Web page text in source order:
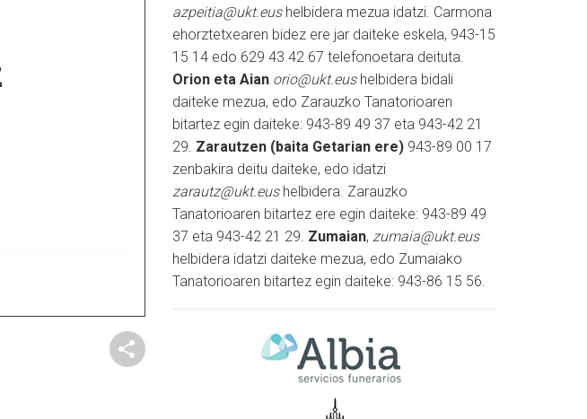
azpeitia@ukt.eushelbidera mezua idatzi. Carmona
ehorztetxearen bidez ere jar daiteke eskela, 943-15
15 14 edo 629 43 42 67 telefonoetara deituta.
Orion eta Aian orio@ukt.eushelbidera bidali
daiteke mezua, edo Zarauzko Tanatorioaren
bitartez egin daiteke: 943-89 49 37 eta 943-42 21
29. Zarautzen (baita Getarian ere) 943-89 00 17
zenbakira deitu daiteke, edo idatzi
zarautz@ukt.eushelbidera. Zarauzko
Tanatorioaren bitartez ere egin daiteke: 943-89 49
37 eta 943-42 21 29. Zumaian, zumaia@ukt.eus
helbidera idatzi daiteke mezua, edo Zumaiako
Tanatorioaren bitartez egin daiteke: 943-86 15 56.